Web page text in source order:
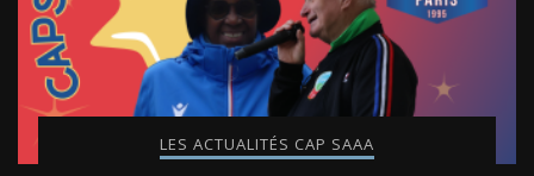
LES ACTUALITÉS CAP SAAA